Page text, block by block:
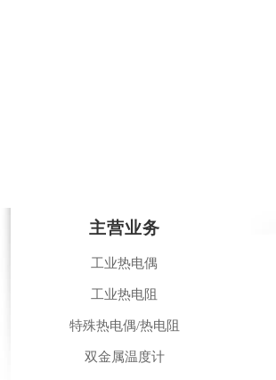
主营业务
工业热电偶
工业热电阻
特殊热电偶/热电阻
双金属温度计